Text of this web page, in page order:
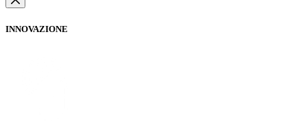
INNOVAZIONE